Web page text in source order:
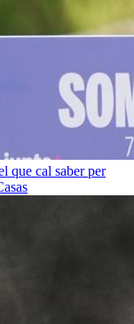
que cal saber per